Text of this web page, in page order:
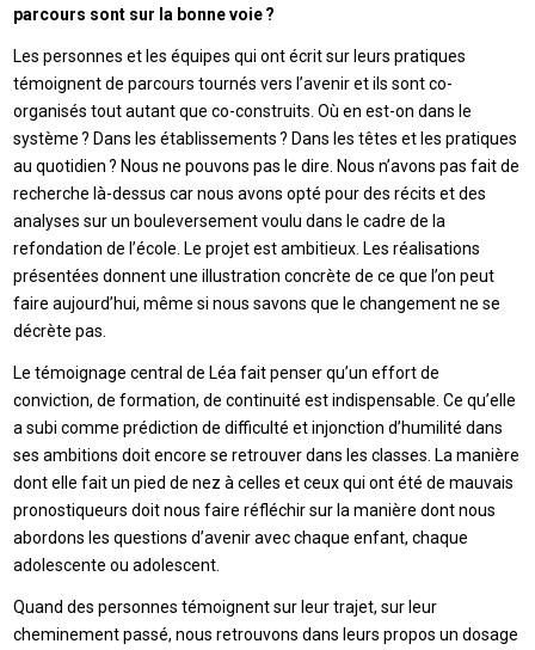
parcours sont sur la bonne voie ?
Les personnes et les équipes qui ont écrit sur leurs pratiques
témoignent de parcours tournés vers l’avenir et ils sont co-
organisés tout autant que co-construits. Où en est-on dans le
système ? Dans les établissements ? Dans les têtes et les pratiques
au quotidien ? Nous ne pouvons pas le dire. Nous n’avons pas fait de
recherche là-dessus car nous avons opté pour des récits et des
analyses sur un bouleversement voulu dans le cadre de la
refondation de l’école. Le projet est ambitieux. Les réalisations
présentées donnent une illustration concrète de ce que l’on peut
faire aujourd’hui, même si nous savons que le changement ne se
décrète pas.
Le témoignage central de Léa fait penser qu’un effort de
conviction, de formation, de continuité est indispensable. Ce qu’elle
a subi comme prédiction de difficulté et injonction d’humilité dans
ses ambitions doit encore se retrouver dans les classes. La manière
dont elle fait un pied de nez à celles et ceux qui ont été de mauvais
pronostiqueurs doit nous faire réfléchir sur la manière dont nous
abordons les questions d’avenir avec chaque enfant, chaque
adolescente ou adolescent.
Quand des personnes témoignent sur leur trajet, sur leur
cheminement passé, nous retrouvons dans leurs propos un dosage